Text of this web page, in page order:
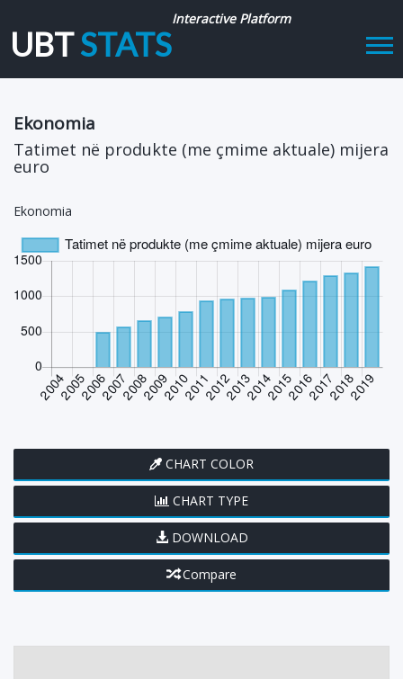
UBTSTATS
Interactive Platform
Ekonomia
Tatimet në produkte (me çmime aktuale) mijera
euro
Ekonomia
CHART COLOR
CHART TYPE
DOWNLOAD
Compare